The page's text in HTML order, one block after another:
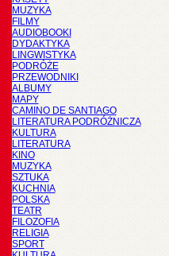
MUZYKA
FILMY
AUDIOBOOKI
DYDAKTYKA
LINGWISTYKA
PODRÓŻE
PRZEWODNIKI
ALBUMY
MAPY
CAMINO DE SANTIAGO
LITERATURA PODRÓŻNICZA
KULTURA
LITERATURA
KINO
MUZYKA
SZTUKA
KUCHNIA
POLSKA
TEATR
FILOZOFIA
RELIGIA
SPORT